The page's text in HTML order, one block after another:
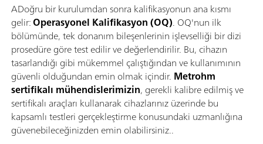
ADoğru bir kurulumdan sonra kalifikasyonun ana kısmı
gelir:Operasyonel Kalifikasyon (OQ). OQ'nun ilk
bölümünde, tek donanım bileşenlerinin işlevselliği bir dizi
prosedüre göre test edilir ve değerlendirilir. Bu, cihazın
tasarlandığı gibi mükemmel çalıştığından ve kullanımının
güvenli olduğundan emin olmak içindir. Metrohm
sertifikalı mühendislerimizin, gerekli kalibre edilmiş ve
sertifikalı araçları kullanarak cihazlarınız üzerinde bu
kapsamlı testleri gerçekleştirme konusundaki uzmanlığına
güvenebileceğinizden emin olabilirsiniz..